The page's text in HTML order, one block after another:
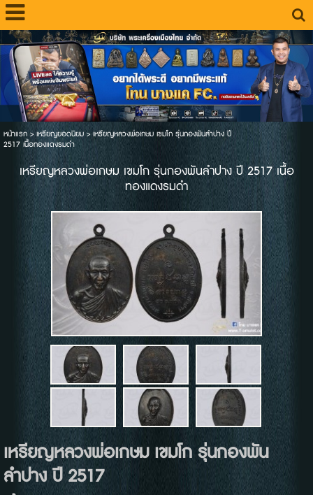
หน้าแรก>เหรียญยอดนิยม>เหรียญหลวงพ่อเกษม เขมโก รุ่นกองพันลำปาง ปี
2517 เนื้อทองแดงรมดำ
เหรียญหลวงพ่อเกษม เขมโก รุ่นกองพันลำปาง ปี 2517 เนื้อ
ทองแดงรมดำ
เหรียญหลวงพ่อเกษม เขมโก รุ่นกองพัน
ลำปาง ปี 2517